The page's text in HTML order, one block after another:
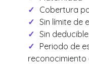
Cobertura
Sin límite de
Sin
Periodo de